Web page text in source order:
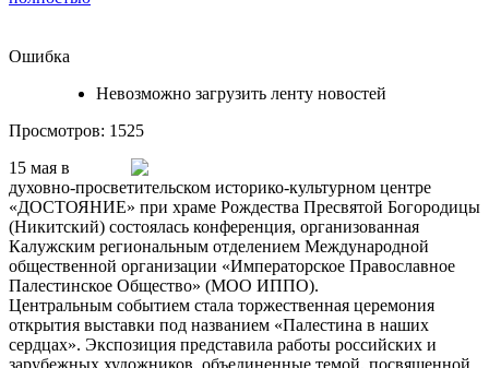
Ошибка
Невозможно загрузить ленту новостей
Просмотров: 1525
15 мая в
духовно-просветительском историко-культурном центре
«ДОСТОЯНИЕ» при храме Рождества Пресвятой Богородицы
(Никитский) состоялась конференция, организованная
Калужским региональным отделением Международной
общественной организации «Императорское Православное
Палестинское Общество» (МОО ИППО).
Центральным событием стала торжественная церемония
открытия выставки под названием «Палестина в наших
сердцах». Экспозиция представила работы российских и
зарубежных художников, объединенные темой, посвященной